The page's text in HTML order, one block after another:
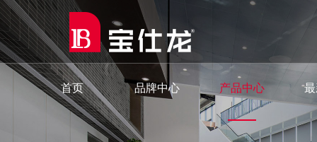
首页 品牌中心 产品中心